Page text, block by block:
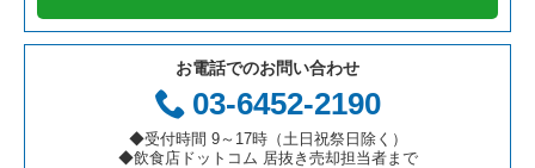
テイクアウトの居抜き売却物件の案件一覧
お弁当・惣菜・デリの居抜き売却物件の案件一覧
カラオケ・パブ・スナックの居抜き売却物件の案件一覧
岐阜県の飲食店の居抜き売却物件の案件一覧
三重県の飲食店の居抜き売却物件の案件一覧
港区の飲食店の居抜き売却物件の案件一覧
足立区の飲食店の居抜き売却物件の案件一覧
板橋区の飲食店の居抜き売却物件の案件一覧
東京23区の鉄板焼き・お好み焼の居抜き売却物件の案件一覧
東京23区のアジア料理の居抜き売却物件の案件一覧
東京23区のカフェの居抜き売却物件の案件一覧
恵比寿駅の鉄板焼き・お好み焼の居抜き売却物件の案件一覧
恵比寿駅のアジア料理の居抜き売却物件の案件一覧
恵比寿駅のカフェの居抜き売却物件の案件一覧
お電話でのお問い合わせ
03-6452-2190
◆受付時間 9～17時（土日祝祭日除く）
◆飲食店ドットコム 居抜き売却担当者まで